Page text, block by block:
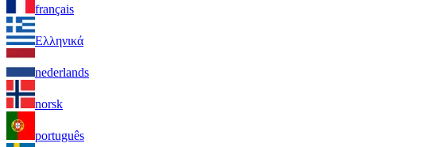
français
Ελληνικά
nederlands
norsk
português